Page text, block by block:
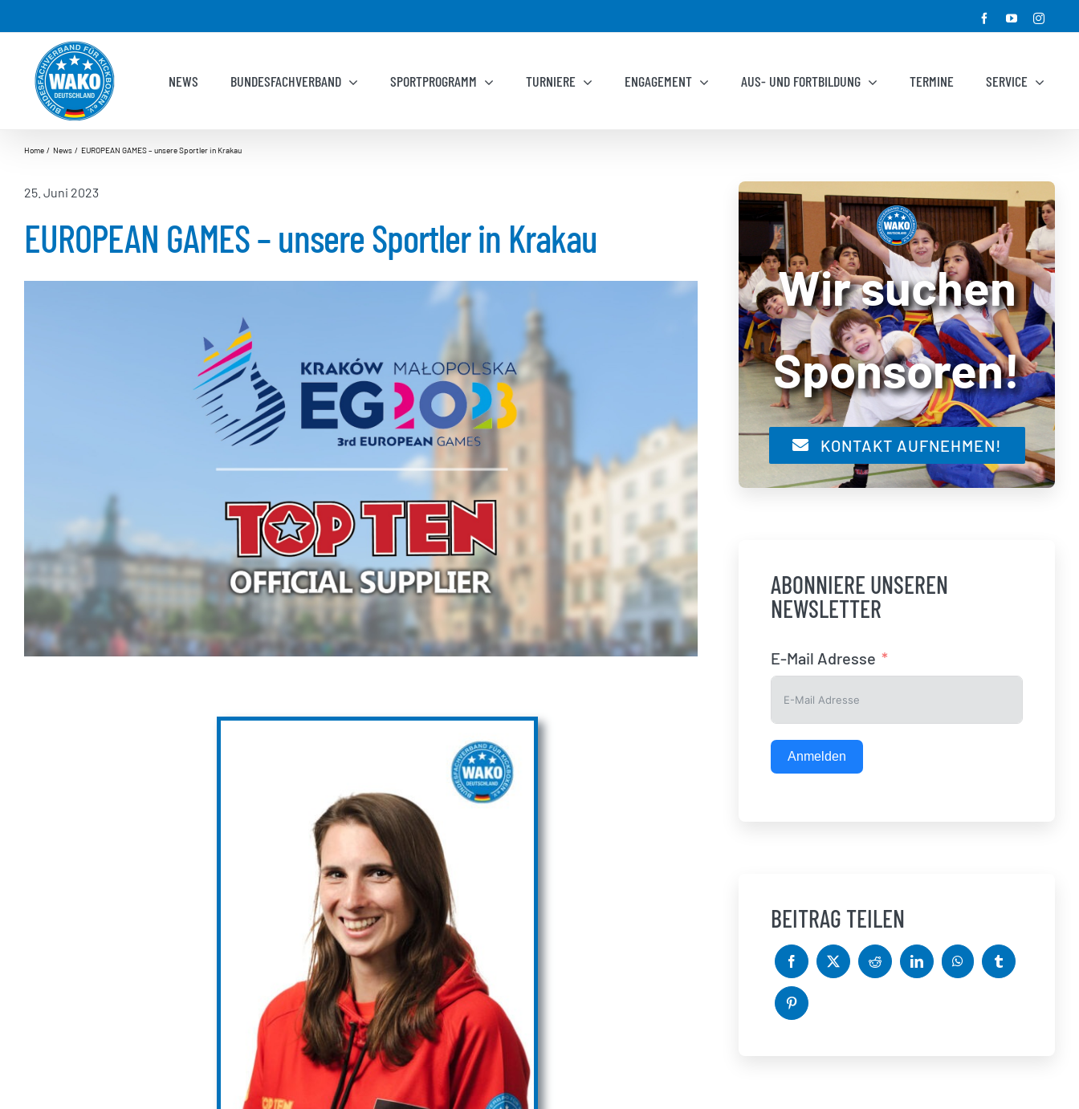
springen
FacebookYouTube
NEWS BUNDESFACHVERBAND SPORTPROGRAMM TURNIERE ENGAGEMENT AUS- UND FORTBILDUNG TERMINE SERVICE
Home News EUROPEAN GAMES – unsere Sportler in Krakau
25. Juni 2023
EUROPEAN GAMES – unsere Sportler in Krakau
Wir suchen
Sponsoren!
KONTAKT AUFNEHMEN!
ABONNIERE UNSEREN
NEWSLETTER
E-Mail Adresse
Anmelden
BEITRAG TEILEN